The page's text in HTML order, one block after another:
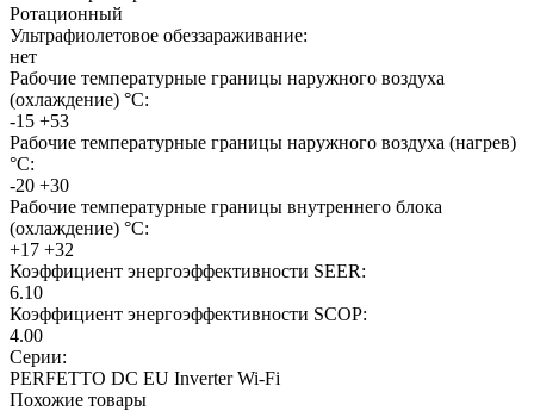
Ротационный
Ультрафиолетовое обеззараживание:
нет
Рабочие температурные границы наружного воздуха
(охлаждение) °C:
-15 +53
Рабочие температурные границы наружного воздуха (нагрев)
°C:
-20 +30
Рабочие температурные границы внутреннего блока
(охлаждение) °C:
+17 +32
Коэффициент энергоэффективности SEER:
6.10
Коэффициент энергоэффективности SCOP:
4.00
Серии:
PERFETTO DC EU Inverter Wi-Fi
Похожие товары